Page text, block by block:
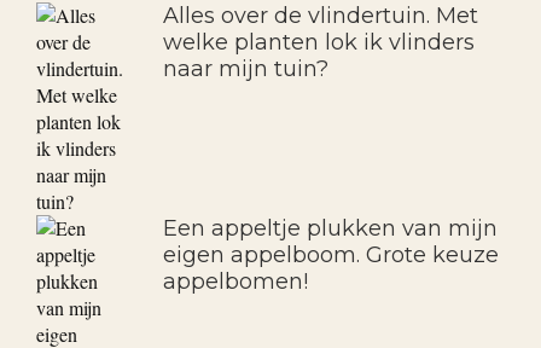
Alles over de vlindertuin. Met
welke planten lok ik vlinders
naar mijn tuin?
Een appeltje plukken van mijn
eigen appelboom. Grote keuze
appelbomen!